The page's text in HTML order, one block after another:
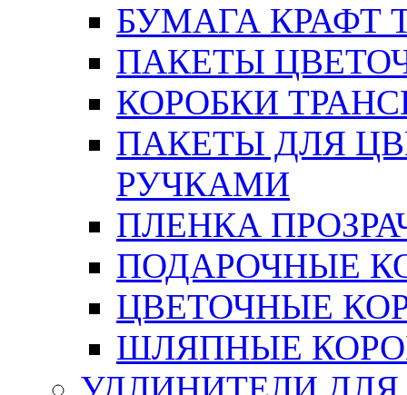
БУМАГА КРАФТ
ПАКЕТЫ
КОРОБКИ
ПАКЕТЫ ДЛЯ
РУЧКАМИ
ПЛЕНКА
ПОДАРОЧНЫЕ
ЦВЕТОЧНЫЕ
ШЛЯПНЫЕ